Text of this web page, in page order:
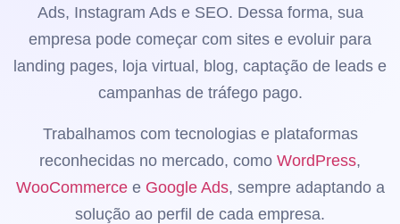
Ads, Instagram Ads e SEO. Dessa forma, sua
empresa pode começar com sites e evoluir para
landing pages, loja virtual, blog, captação de leads e
campanhas de tráfego pago.
Trabalhamos com tecnologias e plataformas
reconhecidas no mercado, como WordPress,
WooCommercee Google Ads, sempre adaptando a
solução ao perfil de cada empresa.